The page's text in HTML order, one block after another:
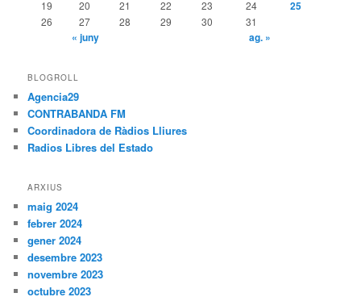
19 20 21 22 23 24 25
26 27 28 29 30 31
« juny ag. »
BLOGROLL
Agencia29
CONTRABANDA FM
Coordinadora de Ràdios Lliures
Radios Libres del Estado
ARXIUS
maig 2024
febrer 2024
gener 2024
desembre 2023
novembre 2023
octubre 2023